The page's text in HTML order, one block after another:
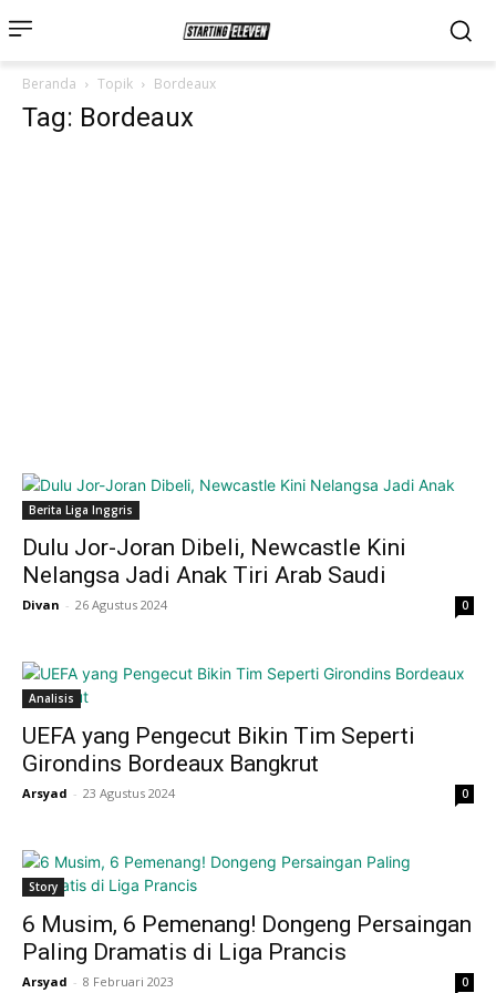
Beranda Topik Bordeaux
Tag: Bordeaux
Berita Liga Inggris
Dulu Jor-Joran Dibeli, Newcastle Kini
Nelangsa Jadi Anak Tiri Arab Saudi
Divan - 26 Agustus 2024 0
Analisis
UEFA yang Pengecut Bikin Tim Seperti
Girondins Bordeaux Bangkrut
Arsyad - 23 Agustus 2024 0
Story
6 Musim, 6 Pemenang! Dongeng Persaingan
Paling Dramatis di Liga Prancis
Arsyad - 8 Februari 2023 0